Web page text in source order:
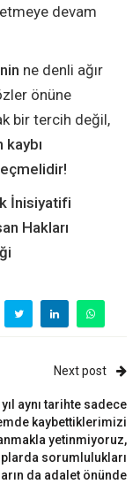
devam
ne denli ağır
önüne
bir tercih değil,
İnisiyatifi
Hakları
Next post
yıl aynı tarihte sadece
kaybettiklerimizi
yetinmiyoruz,
sorumlulukları
da adalet önünde